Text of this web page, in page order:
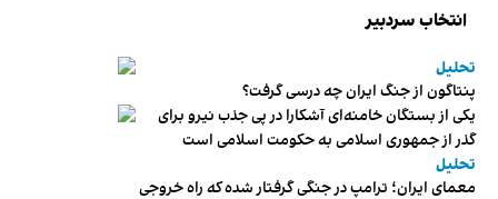
انتخاب سردبیر
تحلیل
پنتاگون از جنگ ایران چه درسی گرفت؟
یکی از بستگان خامنه‌ای آشکارا در پی جذب نیرو برای
گذر از جمهوری اسلامی به حکومت اسلامی است
تحلیل
معمای ایران؛ ترامپ در جنگی گرفتار شده که راه خروجی